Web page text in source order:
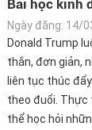
Bài học kinh
đàm phán
Ngày đăng: 14/
Donald Trump
thắn, đơn giản,
liên tục thúc
theo đuổi. Thực
thể học hỏi